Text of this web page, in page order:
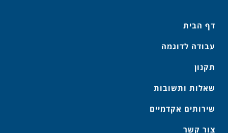
דף הבית
עבודה לדוגמה
תקנון
שאלות ותשובות
שירותים אקדמיים
צור קשר